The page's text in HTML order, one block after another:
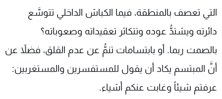
التي تعصف بالمنطقة، فيما الكباش الداخلي تتوسَّع
دائرته ويشتدُّ عوده وتتكاثر تعقيداته وصعوباته؟
بالصمت ربما. أو بابتسامات تنمُّ عن عدم القلق، فضلاً عن
أنَّ المبتسم يكاد أن يقول للمستفسرين والمستغربين:
عرفتم شيئاً وغابت عنكم أشياء.